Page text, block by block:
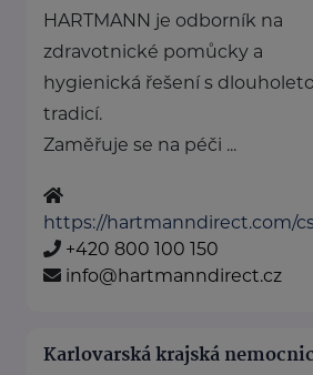
HARTMANN je odborník na
zdravotnické pomůcky a
hygienická řešení s
tradicí.
Zaměřuje se na péči ...
https://hartmanndirect.com/
+420 800 100 150
info@hartmanndirect.cz
Karlovarská krajská